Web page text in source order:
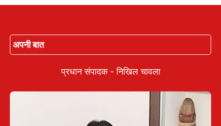
अपनी बात
प्रधान संपादक - निखिल चावला